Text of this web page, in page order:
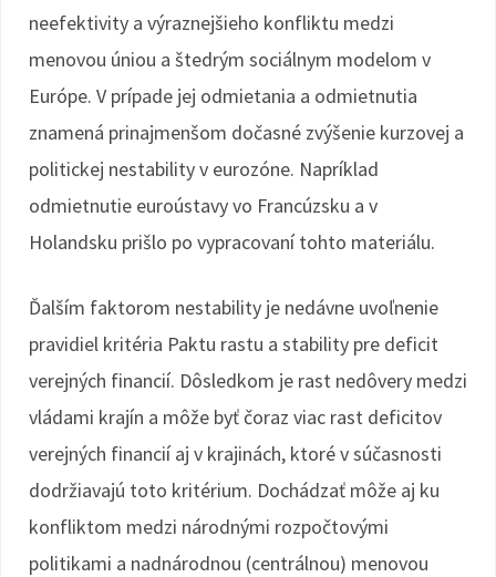
neefektivity a výraznejšieho konfliktu medzi
menovou úniou a štedrým sociálnym modelom v
Európe. V prípade jej odmietania a odmietnutia
znamená prinajmenšom dočasné zvýšenie kurzovej a
politickej nestability v eurozóne. Napríklad
odmietnutie euroústavy vo Francúzsku a v
Holandsku prišlo po vypracovaní tohto materiálu.
Ďalším faktorom nestability je nedávne uvoľnenie
pravidiel kritéria Paktu rastu a stability pre deficit
verejných financií. Dôsledkom je rast nedôvery medzi
vládami krajín a môže byť čoraz viac rast deficitov
verejných financií aj v krajinách, ktoré v súčasnosti
dodržiavajú toto kritérium. Dochádzať môže aj ku
konfliktom medzi národnými rozpočtovými
politikami a nadnárodnou (centrálnou) menovou